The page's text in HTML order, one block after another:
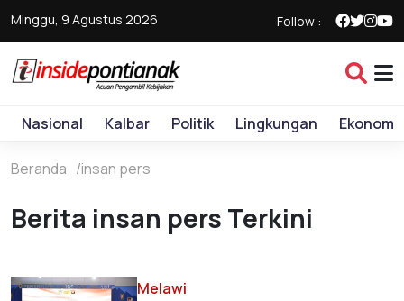
Minggu, 9 Agustus 2026 Follow :
Nasional Kalbar Politik Lingkungan Ekonomi
Beranda insan pers
Berita insan pers Terkini
Melawi